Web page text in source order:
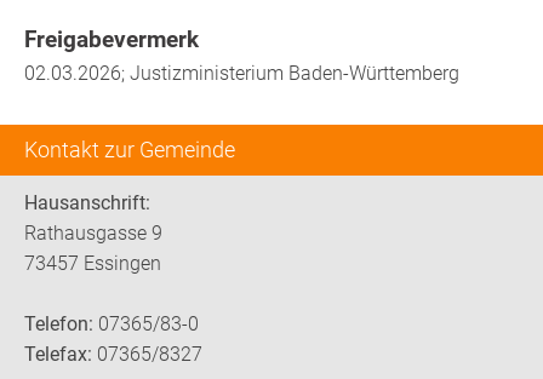
Kontakt zur Gemeinde
Hausanschrift:
Rathausgasse 9
73457 Essingen
Telefon: 07365/83-0
Telefax: 07365/8327
Freigabevermerk
02.03.2026; Justizministerium Baden-Württemberg